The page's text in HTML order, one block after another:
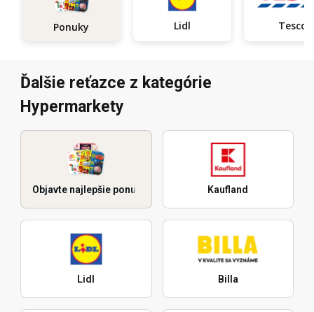
Ponuky Lidl Tesco
Ďalšie reťazce z kategórie
Hypermarkety
Objavte najlepšie ponuky Kaufland
Lidl Billa